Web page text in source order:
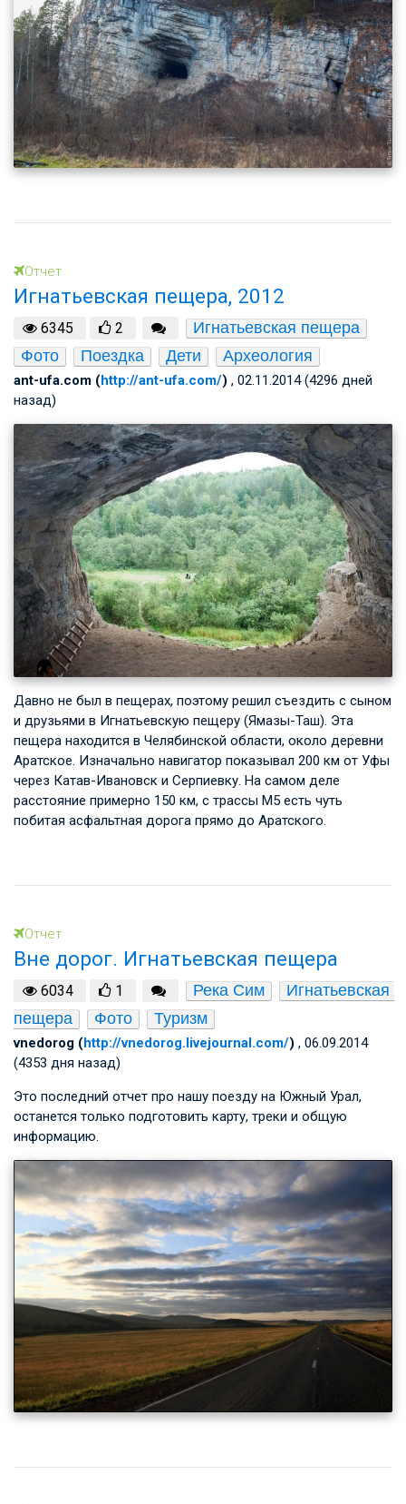
Отчет
Игнатьевская пещера, 2012
6345 2
Игнатьевская пещера
Фото
Поездка Дети Археология
ant-ufa.com (http://ant-ufa.com/) , 02.11.2014 (4296 дней
назад)
Давно не был в пещерах, поэтому решил съездить с сыном
и друзьями в Игнатьевскую пещеру (Ямазы-Таш). Эта
пещера находится в Челябинской области, около деревни
Аратское. Изначально навигатор показывал 200 км от Уфы
через Катав-Ивановск и Серпиевку. На самом деле
расстояние примерно 150 км, с трассы М5 есть чуть
побитая асфальтная дорога прямо до Аратского.
Отчет
Вне дорог. Игнатьевская пещера
6034 1 Река Сим
Игнатьевская
пещера
Фото Туризм
vnedorog (http://vnedorog.livejournal.com/) , 06.09.2014
(4353 дня назад)
Это последний отчет про нашу поезду на Южный Урал,
останется только подготовить карту, треки и общую
информацию.